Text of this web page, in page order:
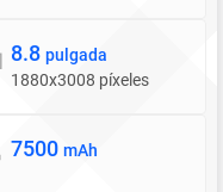
Pantalla
8.8 pulgada
1880x3008 píxeles
Batería
7500 mAh